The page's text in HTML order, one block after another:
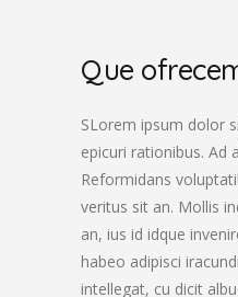
Que
SLorem ipsum dolor
epicuri rationibus. Ad
Reformidans
veritus sit an. Mollis
an, ius id idque
habeo adipisci
intellegat, cu dicit